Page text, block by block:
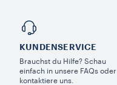
KUNDENSERVICE​
Brauchst du Hilfe? Schau
einfach in unsere FAQs oder
kontaktiere uns.